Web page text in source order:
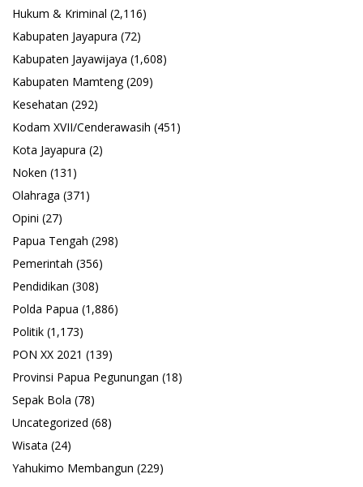
Hukum & Kriminal (2,116)
Kabupaten Jayapura (72)
Kabupaten Jayawijaya (1,608)
Kabupaten Mamteng(209)
Kesehatan (292)
Kodam XVII/Cenderawasih (451)
Kota Jayapura (2)
Noken (131)
Olahraga (371)
Opini (27)
Papua Tengah (298)
Pemerintah (356)
Pendidikan (308)
Polda Papua (1,886)
Politik (1,173)
PON XX 2021 (139)
Provinsi Papua Pegunungan (18)
Sepak Bola (78)
Uncategorized (68)
Wisata (24)
Yahukimo Membangun (229)